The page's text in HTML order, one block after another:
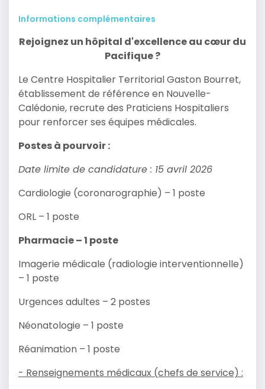
Informations complémentaires
Rejoignez un hôpital d'excellence au cœur du
Pacifique ?
Le Centre Hospitalier Territorial Gaston Bourret,
établissement de référence en Nouvelle-
Calédonie, recrute des Praticiens Hospitaliers
pour renforcer ses équipes médicales.
Postes à pourvoir :
Date limite de candidature : 15 avril 2026
Cardiologie (coronarographie) – 1 poste
ORL – 1 poste
Pharmacie – 1 poste
Imagerie médicale (radiologie interventionnelle)
– 1 poste
Urgences adultes – 2 postes
Néonatologie – 1 poste
Réanimation – 1 poste
- Renseignements médicaux (chefs de service) :